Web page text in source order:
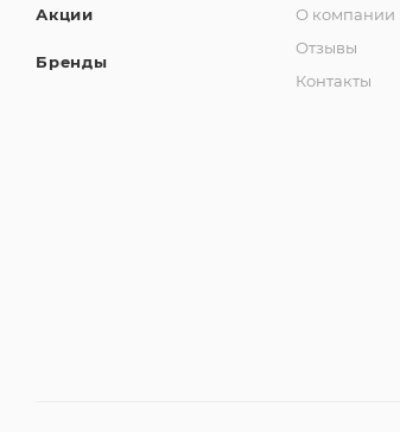
Акции
Бренды
О компании
Отзывы
Контакты